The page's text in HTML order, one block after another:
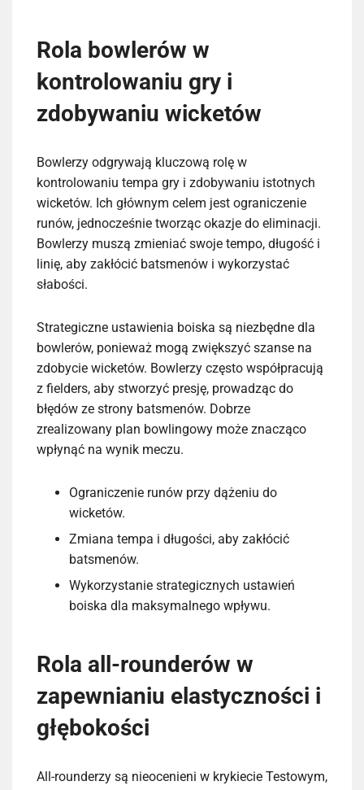
Rola bowlerów w
kontrolowaniu gry i
zdobywaniu wicketów
Bowlerzy odgrywają kluczową rolę w
kontrolowaniu tempa gry i zdobywaniu istotnych
wicketów. Ich głównym celem jest ograniczenie
runów, jednocześnie tworząc okazje do eliminacji.
Bowlerzy muszą zmieniać swoje tempo, długość i
linię, aby zakłócić batsmenów i wykorzystać
słabości.
Strategiczne ustawienia boiska są niezbędne dla
bowlerów, ponieważ mogą zwiększyć szanse na
zdobycie wicketów. Bowlerzy często współpracują
z fielders, aby stworzyć presję, prowadząc do
błędów ze strony batsmenów. Dobrze
zrealizowany plan bowlingowy może znacząco
wpłynąć na wynik meczu.
Ograniczenie runów przy dążeniu do
wicketów.
Zmiana tempa i długości, aby zakłócić
batsmenów.
Wykorzystanie strategicznych ustawień
boiska dla maksymalnego wpływu.
Rola all-rounderów w
zapewnianiu elastyczności i
głębokości
All-rounderzy są nieocenieni w krykiecie Testowym,